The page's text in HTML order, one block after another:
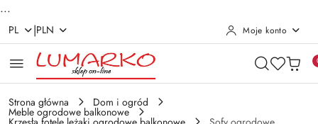
...
Przejdź do treści głównej
Przejdź do wyszukiwarki
Przejdź do moje konto
Przejdź do menu głównego
Przejdź do opisu produktu
Przejdź do stopki
PL |PLN Moje konto
Strona główna Dom i ogród
Meble ogrodowe balkonowe